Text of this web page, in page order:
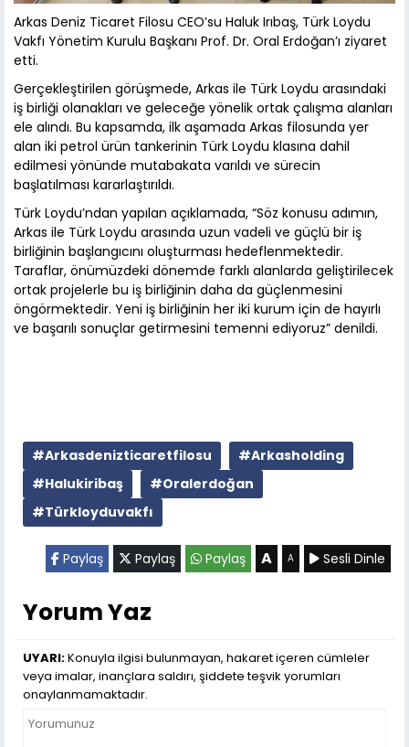
Arkas Deniz Ticaret Filosu CEO’su Haluk Irıbaş, Türk Loydu
Vakfı Yönetim Kurulu Başkanı Prof. Dr. Oral Erdoğan’ı ziyaret
etti.
Gerçekleştirilen görüşmede, Arkas ile Türk Loydu arasındaki
iş birliği olanakları ve geleceğe yönelik ortak çalışma alanları
ele alındı. Bu kapsamda, ilk aşamada Arkas filosunda yer
alan iki petrol ürün tankerinin Türk Loydu klasına dahil
edilmesi yönünde mutabakata varıldı ve sürecin
başlatılması kararlaştırıldı.
Türk Loydu’ndan yapılan açıklamada, “Söz konusu adımın,
Arkas ile Türk Loydu arasında uzun vadeli ve güçlü bir iş
birliğinin başlangıcını oluşturması hedeflenmektedir.
Taraflar, önümüzdeki dönemde farklı alanlarda geliştirilecek
ortak projelerle bu iş birliğinin daha da güçlenmesini
öngörmektedir. Yeni iş birliğinin her iki kurum için de hayırlı
ve başarılı sonuçlar getirmesini temenni ediyoruz” denildi.
#Arkasdenizticaretfilosu
#Arkasholding
#Halukiribaş
#Oralerdoğan
#Türkloyduvakfı
Paylaş Paylaş Paylaş A A Sesli Dinle
Yorum Yaz
UYARI:Konuyla ilgisi bulunmayan, hakaret içeren cümleler
veya imalar, inançlara saldırı, şiddete teşvik yorumları
onaylanmamaktadır.